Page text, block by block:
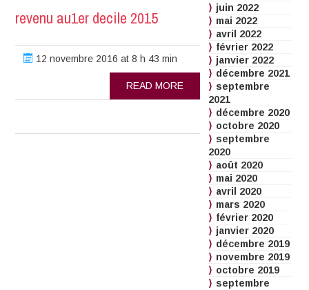
revenu au1er decile 2015
12 novembre 2016 at 8 h 43 min
READ MORE
juin 2022
mai 2022
avril 2022
février 2022
janvier 2022
décembre 2021
septembre
2021
décembre 2020
octobre 2020
septembre
2020
août 2020
mai 2020
avril 2020
mars 2020
février 2020
janvier 2020
décembre 2019
novembre 2019
octobre 2019
septembre